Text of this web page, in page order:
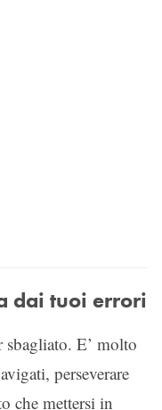
dai tuoi errori
sbagliato. E’ molto
perseverare
che mettersi in